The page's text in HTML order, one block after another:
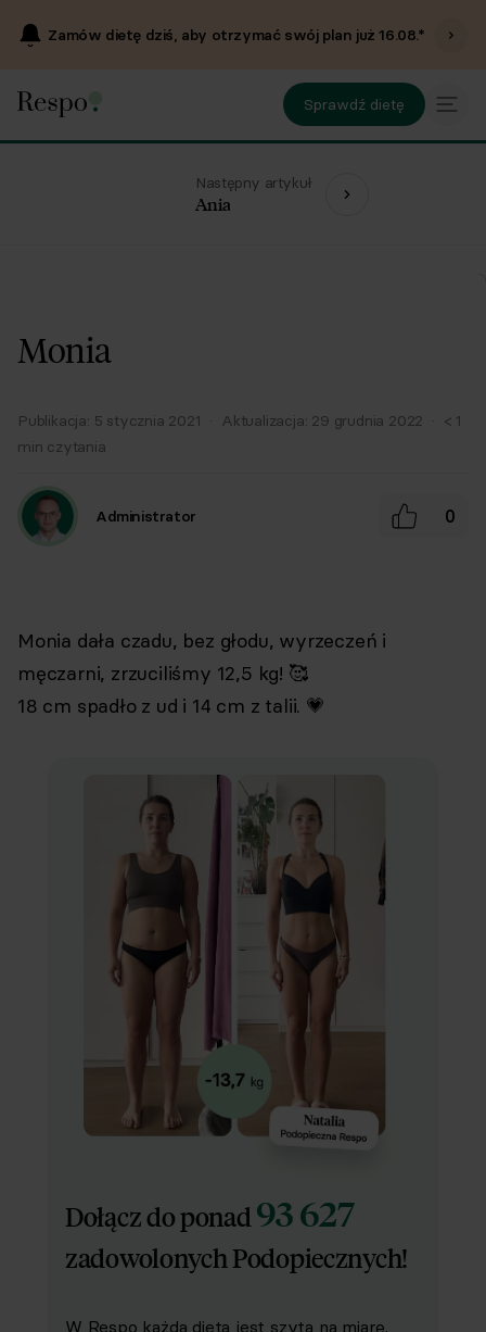
Zamów dietę dziś, aby otrzymać swój plan już16.08.*
Sprawdź dietę
Następny artykuł
Ania
Monia
Publikacja: 5 stycznia 2021 · Aktualizacja: 29 grudnia 2022 · < 1
min czytania
Administrator 0
Monia dała czadu, bez głodu, wyrzeczeń i
męczarni, zrzuciliśmy 12,5 kg! 🥰
18 cm spadło z ud i 14 cm z talii. 💗
Dołącz do ponad93 627
zadowolonych Podopiecznych!
W Respo każda dieta jest szyta na miarę.